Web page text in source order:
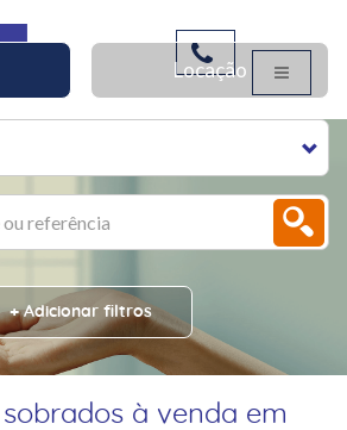
Locação
+ Adicionar filtros
à venda em